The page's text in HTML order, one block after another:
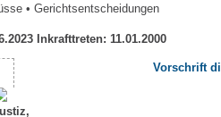
• Gerichtsentscheidungen
Inkrafttreten: 11.01.2000
Vorschrift